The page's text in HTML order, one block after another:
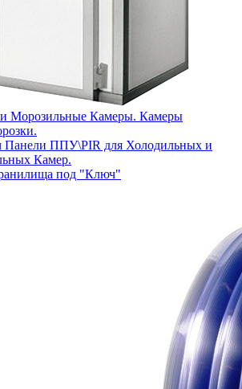
Морозильные Камеры. Камеры
Панели ППУ\PIR для Холодильных и
Камер.
под "Ключ"